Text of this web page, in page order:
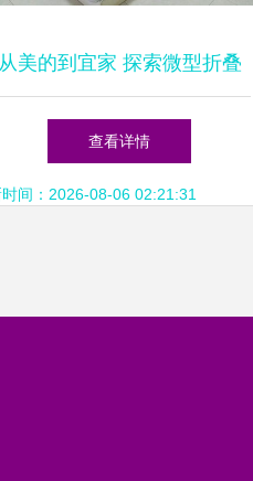
从美的到宜家 探索微型折叠
洗衣机的日常革命
查看详情
间：2026-08-06 02:21:31